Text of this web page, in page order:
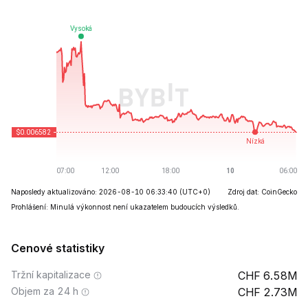
Naposledy aktualizováno: 2026-08-10 06:33:40 (UTC+0)
Zdroj dat: CoinGecko
Prohlášení: Minulá výkonnost není ukazatelem budoucích výsledků.
Cenové statistiky
Tržní kapitalizace 6.58M
Objem za 24 h 2.73M